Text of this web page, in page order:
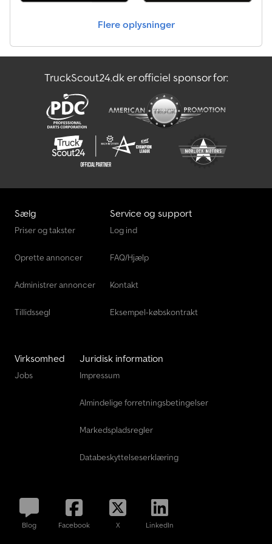
Akselkonfiguration Dækstørrelse: 315/70 R22.5 Bremser:
Dækmønster venstre: 60 %; Dækmønster højre: 60 %; Affjedring:
7500 kg; Styrbar; Dækmønster venstre: 30 %; Dækmønster højre:
akselbelastning: 12000 kg; Dækmønster venstre: 30 %;
Dækmønster højre: 30 %; Affjedring: Luftaffjedring
Vedligeholdelse APK (Teknisk hovedeftersyn): gyldigt indtil 01.2027
Djdpfjzin D Tex Akkewa Tilstand Teknisk tilstand: meget god Visuel
tilstand: meget god Skader: ingen
Flere oplysninger
TruckScout24.dk er officiel sponsor for:
Sælg
Priser og takster
Oprette annoncer
Administrer annoncer
Tillidssegl
Service og support
Log ind
FAQ/Hjælp
Kontakt
Eksempel-købskontrakt
Virksomhed
Jobs
Juridisk information
Impressum
Almindelige forretningsbetingelser
Markedspladsregler
Databeskyttelseserklæring
Blog Facebook X LinkedIn